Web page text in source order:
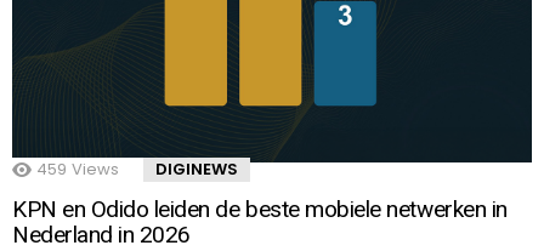
459 Views DIGINEWS
KPN en Odido leiden de beste mobiele netwerken in
Nederland in 2026